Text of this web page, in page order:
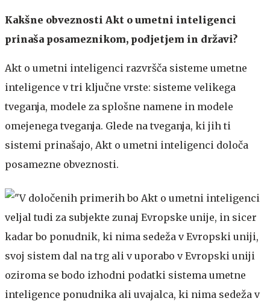
Kakšne obveznosti Akt o umetni inteligenci
prinaša posameznikom, podjetjem in državi?
Akt o umetni inteligenci razvršča sisteme umetne
inteligence v tri ključne vrste: sisteme velikega
tveganja, modele za splošne namene in modele
omejenega tveganja. Glede na tveganja, ki jih ti
sistemi prinašajo, Akt o umetni inteligenci določa
posamezne obveznosti.